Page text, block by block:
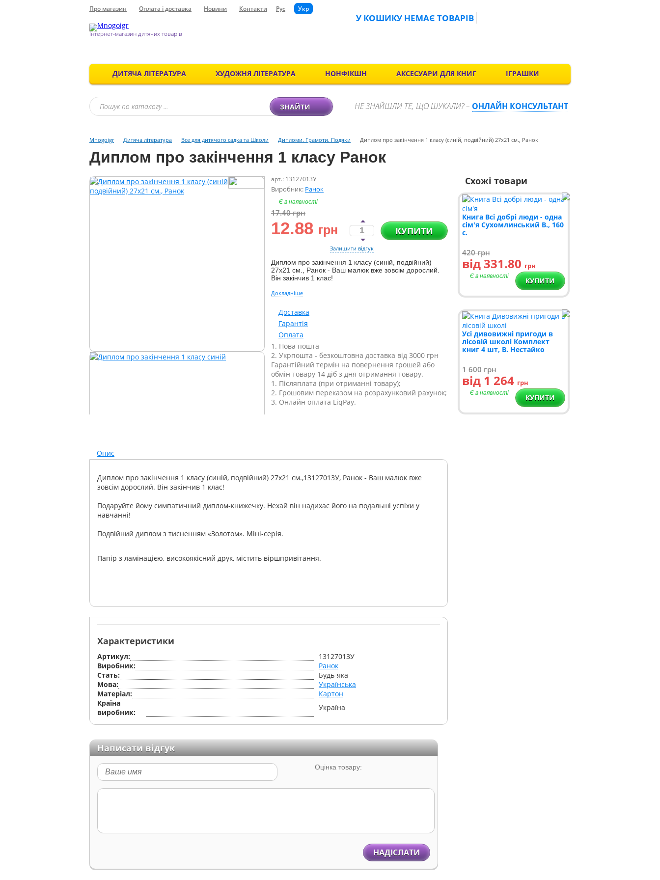
Про магазин Оплата і доставка Новини Контакти Рус Укр
Інтернет-магазин дитячих товарів
У КОШИКУ НЕМАЄ ТОВАРІВ
ДИТЯЧА ЛІТЕРАТУРА ХУДОЖНЯ ЛІТЕРАТУРА НОНФІКШН АКСЕСУАРИ ДЛЯ КНИГ ІГРАШКИ
ЗНАЙТИ НЕ ЗНАЙШЛИ ТЕ, ЩО ШУКАЛИ? – ОНЛАЙН КОНСУЛЬТАНТ
Mnogoigr Дитяча література Все для дитячого садка та Школи Дипломи. Грамоти. Подяки Диплом про закінчення 1 класу (синій, подвійний) 27х21 см., Ранок
Диплом про закінчення 1 класу Ранок
Схожі товари
Книга Всі добрі люди - одна
сім'я Сухомлинський В., 160
с.
420грн
від 331.80 грн
Є в наявності КУПИТИ
Усі дивовижні пригоди в
лісовій школі Комплект
книг 4 шт, В. Нестайко
1 600грн
від 1 264 грн
Є в наявності КУПИТИ
арт.: 13127013У
Виробник: Ранок
Є в наявності
17.40грн
12.88 грн КУПИТИ
Залишити відгук
Диплом про закінчення 1 класу (синій, подвійний)
27х21 см., Ранок - Ваш малюк вже зовсім дорослий.
Він закінчив 1 клас!
Докладніше
Доставка
Гарантія
Оплата
1. Нова пошта
2. Укрпошта - безкоштовна доставка від 3000 грн
Гарантійний термін на повернення грошей або
обмін товару 14 діб з дня отримання товару.
1. Післяплата (при отриманні товару);
2. Грошовим переказом на розрахунковий рахунок;
3. Онлайн оплата LiqPay.
Опис
Диплом про закінчення 1 класу (синій, подвійний) 27х21 см.,13127013У, Ранок - Ваш малюк вже
зовсім дорослий. Він закінчив 1 клас!
Подаруйте йому симпатичний диплом-книжечку. Нехай він надихає його на подальші успіхи у
навчанні!
Подвійний диплом з тисненням «Золотом». Міні-серія.
Папір з ламінацією, високоякісний друк, містить віршпривітання.
Характеристики
Артикул:
13127013У
Виробник:
Ранок
Стать:
Будь-яка
Мова:
Українська
Матеріал:
Картон
Країна
виробник:
Україна
Написати відгук
Оцінка товару:
НАДІСЛАТИ